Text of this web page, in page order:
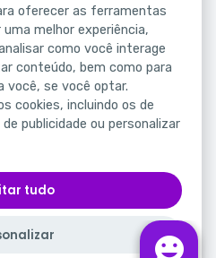
oferecer as ferramentas
melhor experiência,
como você interage
conteúdo, bem como para
você, se você optar.
cookies, incluindo os de
publicidade ou personalizar
tudo